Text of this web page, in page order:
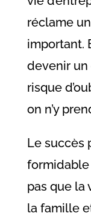
réclame
important.
devenir
risque
on n’y
Le succès
formidable
pas que la
la famille